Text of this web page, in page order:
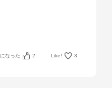
なった 2 Like! 3